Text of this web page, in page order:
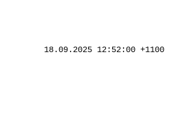
18.09.2025 12:52:00 +1100